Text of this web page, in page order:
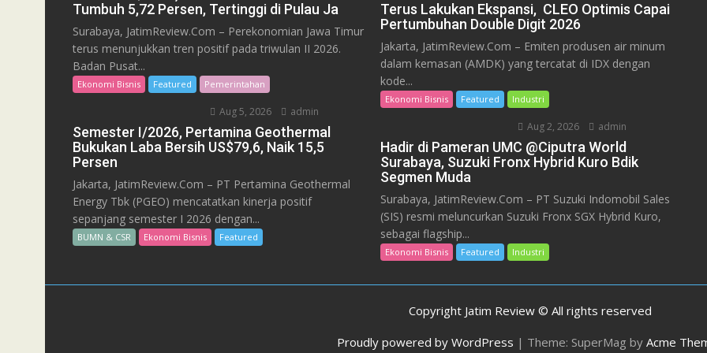
Tumbuh 5,72 Persen, Tertinggi di Pulau Ja
Surabaya, JatimReview.Com – Perekonomian Jawa Timur
terus menunjukkan tren positif pada triwulan II 2026.
Badan Pusat...
Ekonomi Bisnis Featured Pemerintahan
Aug 5, 2026 admin
Semester I/2026, Pertamina Geothermal
Bukukan Laba Bersih US$79,6, Naik 15,5
Persen
Jakarta, JatimReview.Com – PT Pertamina Geothermal
Energy Tbk (PGEO) mencatatkan kinerja positif
sepanjang semester I 2026 dengan...
BUMN & CSR Ekonomi Bisnis Featured
Terus Lakukan Ekspansi, CLEO Optimis Capai
Pertumbuhan Double Digit 2026
Jakarta, JatimReview.Com – Emiten produsen air minum
dalam kemasan (AMDK) yang tercatat di IDX dengan
kode...
Ekonomi Bisnis Featured Industri
Aug 2, 2026 admin
Hadir di Pameran UMC @Ciputra World
Surabaya, Suzuki Fronx Hybrid Kuro Bdik
Segmen Muda
Surabaya, JatimReview.Com – PT Suzuki Indomobil Sales
(SIS) resmi meluncurkan Suzuki Fronx SGX Hybrid Kuro,
sebagai flagship...
Ekonomi Bisnis Featured Industri
Copyright Jatim Review © All rights reserved
Proudly powered by WordPress | Theme: SuperMag by Acme